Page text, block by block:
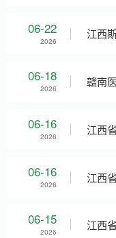
应商
06-22
2026 江西
于赣
06-18
2026 赣南
统维
06-16
2026 江西
关于
06-16
2026 江西
关于
06-15
2026 江西